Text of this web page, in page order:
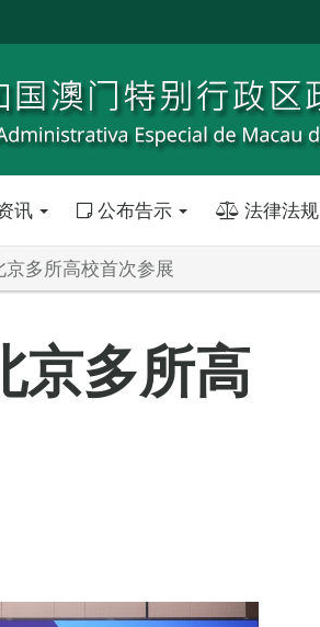
讯 公布告示 法律法规
多所高校首次参展
多所高